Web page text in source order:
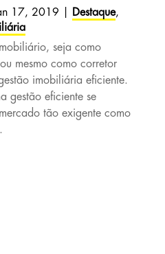
17, 2019 Destaque,
seja como
mesmo como corretor
imobiliária eficiente.
gestão eficiente se
tão exigente como